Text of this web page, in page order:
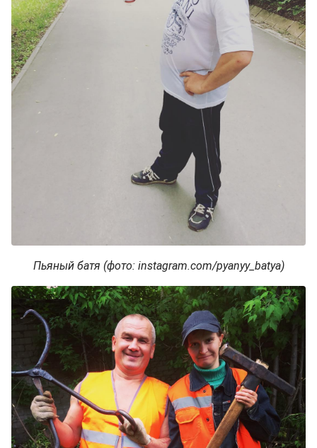
Пьяный батя (фото: instagram.com/pyanyy_batya)